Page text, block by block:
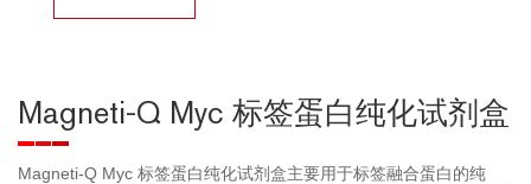
Magneti-Q Myc 标签蛋白纯化试剂盒
Magneti-Q Myc 标签蛋白纯化试剂盒主要用于标签融合蛋白的纯